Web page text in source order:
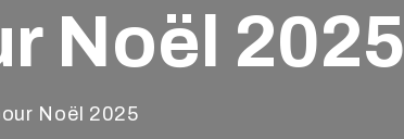
Noël 2025
Noël 2025